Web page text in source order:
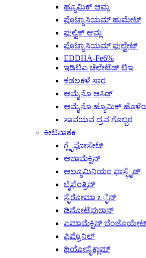
ಹ್ಯೂಮಿಕ್ ಆಮ್ಲ
ಪೊಟ್ಯಾಸಿಯಮ್ ಹುಮೇಟ್
ಫುಲ್ವಿಕ್ ಆಮ್ಲ
ಪೊಟ್ಯಾಸಿಯಮ್ ಫುಲ್ವೇಟ್
EDDHA-Fe6%
ಇಡಿಟಿಎ ಚೆಲೇಟೆಡ್ ಟಿಇ
ಕಡಲಕಳೆ ಸಾರ
ಅಮೈನೊ ಆಸಿಡ್
ಅಮೈನೊ ಹ್ಯೂಮಿಕ್
ಸಾವಯವ ದ್ರವ ಗೊಬ್ಬರ
ಕೀಟನಾಶಕ
ಗ್ಲೈಫೋಸೇಟ್
ಅಬಾಮೆಕ್ಟಿನ್
ಅಲ್ಯೂಮಿನಿಯಂ ಫಾಸ್ಫೈಡ್
ಬೈಫೆಂತ್ರಿನ್
ಸೈರೋಮಾ z ೈನ್
ಡಿನೋಟೆಫುರಾನ್
ಎಮಾಮೆಕ್ಟಿನ್
ಫಿಪ್ರೊನಿಲ್
ಥಿಯೋಸೈಕ್ಲಾಮ್